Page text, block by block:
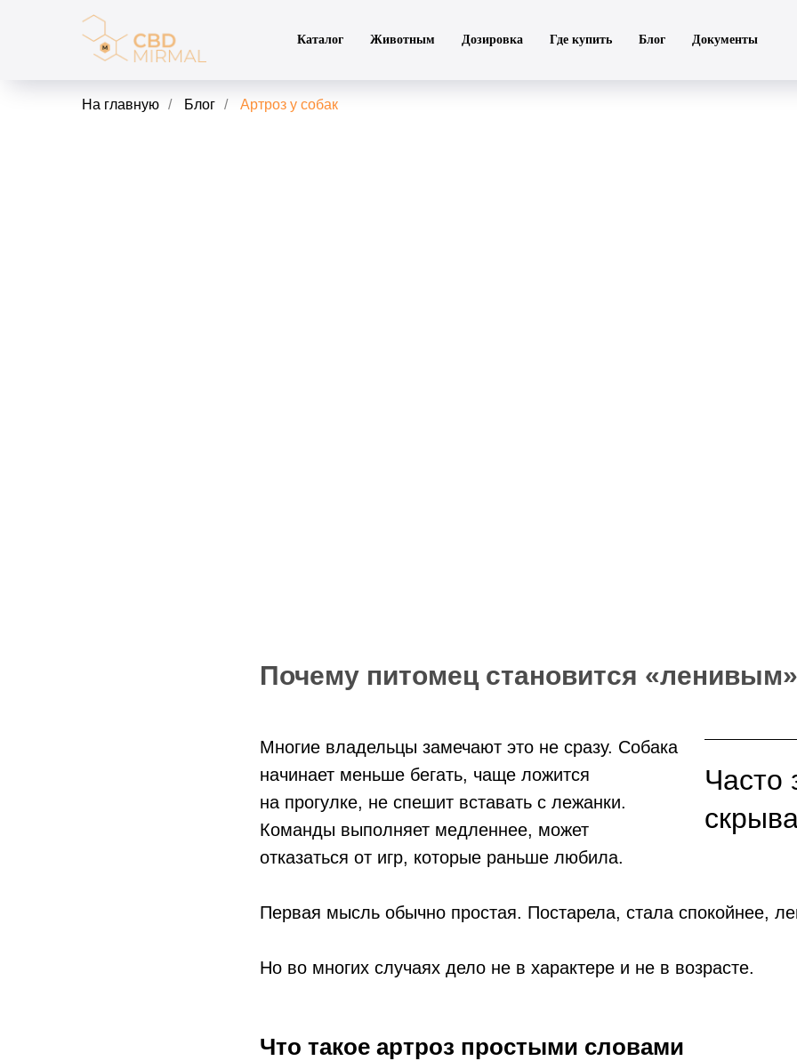
Каталог Животным Дозировка Где купить Блог Документы
На главную / Блог / Артроз у собак
Почему питомец становится «ленивым»
Часто
Многие владельцы замечают это не сразу. Собака
начинает меньше бегать, чаще ложится
на прогулке, не спешит вставать с лежанки.
Команды выполняет медленнее, может
отказаться от игр, которые раньше любила.
Первая мысль обычно простая. Постарела, стала спокойнее,
Но во многих случаях дело не в характере и не в возрасте.
Что такое артроз простыми словами